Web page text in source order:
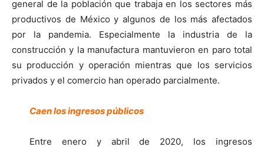
general de la población que trabaja en los sectores más
productivos de México y algunos de los más afectados
por la pandemia. Especialmente la industria de la
construcción y la manufactura mantuvieron en paro total
su producción y operación mientras que los servicios
privados y el comercio han operado parcialmente.
Caen los ingresos públicos
Entre enero y abril de 2020, los ingresos